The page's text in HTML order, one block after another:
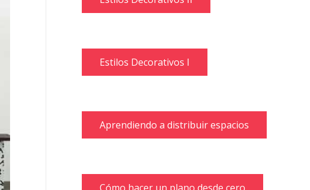
Estilos Decorativos I
Aprendiendo a distribuir espacios